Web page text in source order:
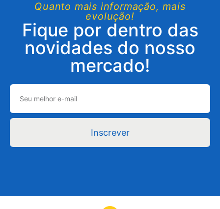
Quanto mais informação, mais
evolução!
Fique por dentro das
novidades do nosso
mercado!
Inscrever